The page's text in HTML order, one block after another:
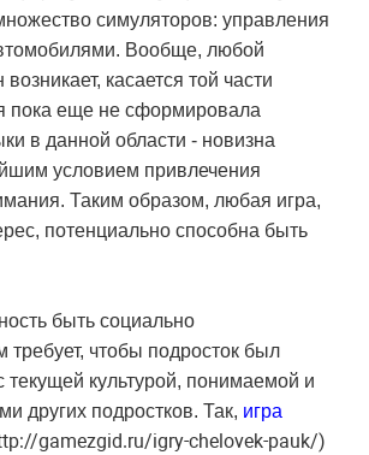
симуляторов: управления
Вообще, любой
касается той части
пока еще не сформировала
в данной области - новизна
условием привлечения
Таким образом, любая игра,
потенциально способна быть
быть социально
требует, чтобы подросток был
текущей культурой, понимаемой и
других подростков. Так, игра
gamezgid.ru/igry-chelovek-pauk/)